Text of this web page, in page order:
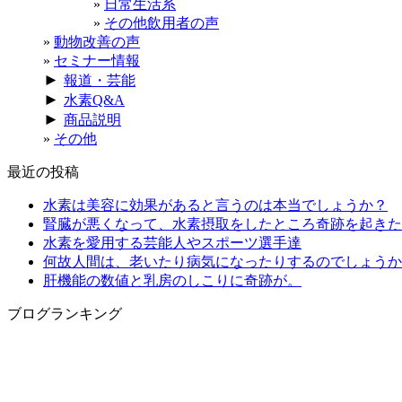
日常生活系
その他飲用者の声
動物改善の声
セミナー情報
► 報道・芸能
► 水素Q&A
► 商品説明
その他
最近の投稿
水素は美容に効果があると言うのは本当でしょうか？
腎臓が悪くなって、水素摂取をしたところ奇跡を起きた
水素を愛用する芸能人やスポーツ選手達
何故人間は、老いたり病気になったりするのでしょう
肝機能の数値と乳房のしこりに奇跡が。
ブログランキング